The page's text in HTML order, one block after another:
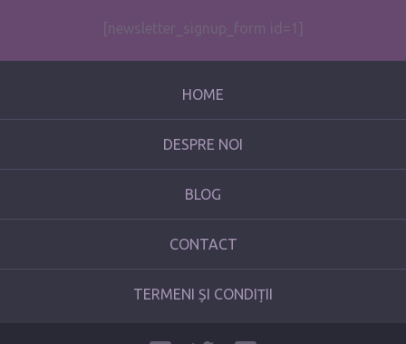
[newsletter_signup_form id=1]
HOME
DESPRE NOI
BLOG
CONTACT
TERMENI ȘI CONDIȚII